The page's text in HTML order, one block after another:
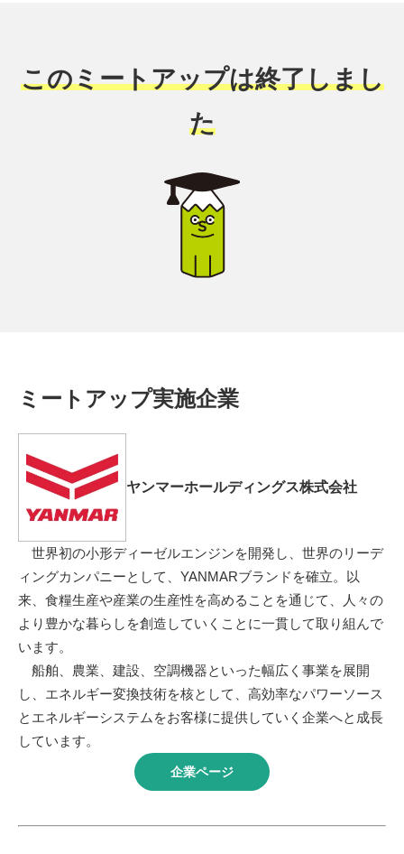
このミートアップは終了しまし
た
ミートアップ実施企業
ヤンマーホールディングス株式会社
世界初の小形ディーゼルエンジンを開発し、世界のリーデ
ィングカンパニーとして、YANMARブランドを確立。以
来、食糧生産や産業の生産性を高めることを通じて、人々の
より豊かな暮らしを創造していくことに一貫して取り組んで
います。
船舶、農業、建設、空調機器といった幅広く事業を展開
し、エネルギー変換技術を核として、高効率なパワーソース
とエネルギーシステムをお客様に提供していく企業へと成長
しています。
企業ページ